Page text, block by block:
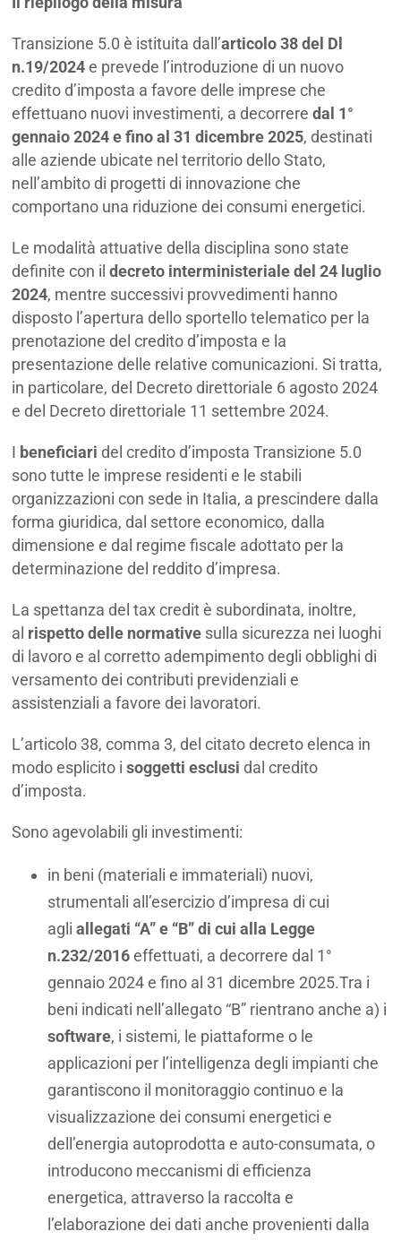
Transizione 5.0 è istituita dall’articolo 38 del Dl
n.19/2024e prevede l’introduzione di un nuovo
credito d’imposta a favore delle imprese che
effettuano nuovi investimenti, a decorrere dal 1°
gennaio 2024 e fino al 31 dicembre 2025, destinati
alle aziende ubicate nel territorio dello Stato,
nell’ambito di progetti di innovazione che
comportano una riduzione dei consumi energetici.
Le modalità attuative della disciplina sono state
definite con ildecreto interministeriale del 24 luglio
2024, mentre successivi provvedimenti hanno
disposto l’apertura dello sportello telematico per la
prenotazione del credito d’imposta e la
presentazione delle relative comunicazioni. Si tratta,
in particolare, del Decreto direttoriale 6 agosto 2024
e del Decreto direttoriale 11 settembre 2024.
I beneficiari del credito d’imposta Transizione 5.0
sono tutte le imprese residenti e le stabili
organizzazioni con sede in Italia, a prescindere dalla
forma giuridica, dal settore economico, dalla
dimensione e dal regime fiscale adottato per la
determinazione del reddito d’impresa.
La spettanza del tax credit è subordinata, inoltre,
al rispetto delle normative sulla sicurezza nei luoghi
di lavoro e al corretto adempimento degli obblighi di
versamento dei contributi previdenziali e
assistenziali a favore dei lavoratori.
L’articolo 38, comma 3, del citato decreto elenca in
modo esplicito isoggetti esclusi dal credito
d’imposta.
Sono agevolabili gli investimenti:
in beni (materiali e immateriali) nuovi,
strumentali all’esercizio d’impresa di cui
agliallegati “A” e “B” di cui alla Legge
n.232/2016effettuati, a decorrere dal 1°
gennaio 2024 e fino al 31 dicembre 2025.Tra i
beni indicati nell’allegato “B” rientrano anche a) i
software, i sistemi, le piattaforme o le
applicazioni per l’intelligenza degli impianti che
garantiscono il monitoraggio continuo e la
visualizzazione dei consumi energetici e
dell’energia autoprodotta e auto-consumata, o
introducono meccanismi di efficienza
energetica, attraverso la raccolta e
l’elaborazione dei dati anche provenienti dalla